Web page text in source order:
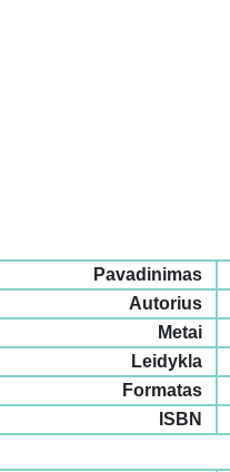
Pavadinimas
Autorius
Metai
Leidykla
Formatas
ISBN